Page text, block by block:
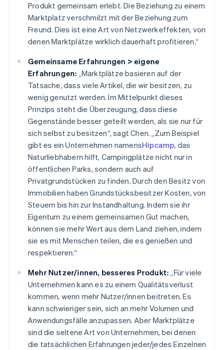
Produkt gemeinsam erlebt. Die Beziehung zu einem
Marktplatz verschmilzt mit der Beziehung zum
Freund. Dies ist eine Art von Netzwerkeffekten, von
denen Marktplätze wirklich dauerhaft profitieren.“
Gemeinsame Erfahrungen > eigene
Erfahrungen: „Marktplätze basieren auf der
Tatsache, dass viele Artikel, die wir besitzen, zu
wenig genutzt werden. Im Mittelpunkt dieses
Prinzips steht die Überzeugung, dass diese
Gegenstände besser geteilt werden, als sie nur für
sich selbst zu besitzen“, sagt Chen. „Zum Beispiel
gibt es ein Unternehmen namensHipcamp, das
Naturliebhabern hilft, Campingplätze nicht nur in
öffentlichen Parks, sondern auch auf
Privatgrundstücken zu finden. Durch den Besitz von
Immobilien haben Grundstücksbesitzer Kosten, von
Steuern bis hin zur Instandhaltung. Indem sie ihr
Eigentum zu einem gemeinsamen Gut machen,
können sie mehr Wert aus dem Land ziehen, indem
sie es mit Menschen teilen, die es genießen und
respektieren.“
Mehr Nutzer/innen, besseres Produkt: „Für viele
Unternehmen kann es zu einem Qualitätsverlust
kommen, wenn mehr Nutzer/innen beitreten. Es
kann schwieriger sein, sich an mehr Volumen und
Anwendungsfälle anzupassen. Aber Marktplätze
sind die seltene Art von Unternehmen, bei denen
die tatsächlichen Erfahrungen jeder/jedes Einzelnen